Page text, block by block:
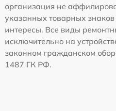
организация не
указанных товарных знаков
интересы. Все виды
исключительно на
законном гражданском
1487 ГК РФ.